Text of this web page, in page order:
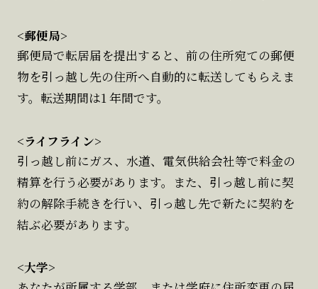
<郵便局>
郵便局で転居届を提出すると、前の住所宛ての郵便
物を引っ越し先の住所へ自動的に転送してもらえま
す。転送期間は1 年間です。
<ライフライン>
引っ越し前にガス、水道、電気供給会社等で料金の
精算を行う必要があります。また、引っ越し前に契
約の解除手続きを行い、引っ越し先で新たに契約を
結ぶ必要があります。
<大学>